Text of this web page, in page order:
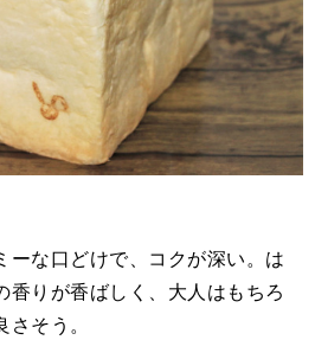
ーな口どけで、コクが深い。は
香りが香ばしく、大人はもちろ
そう。